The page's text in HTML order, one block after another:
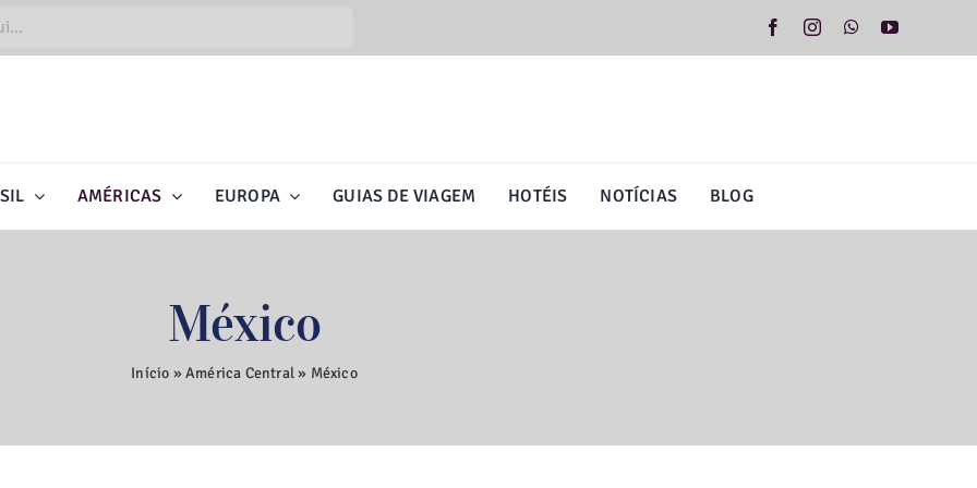
AMÉRICAS EUROPA GUIAS DE VIAGEM HOTÉIS NOTÍCIAS BLOG
México
Início »América Central» México